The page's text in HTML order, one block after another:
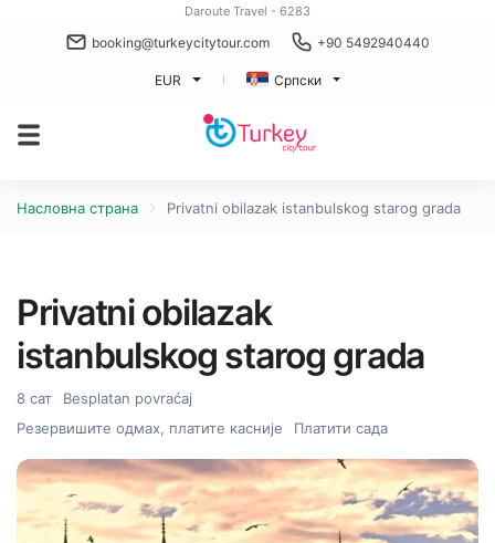
Daroute Travel - 6283
booking@turkeycitytour.com +90 5492940440
EUR Српски
Насловна страна Privatni obilazak istanbulskog starog grada
Privatni obilazak
istanbulskog starog grada
8 сат
Besplatan povraćaj
Резервишите одмах, платите касније
Платити сада